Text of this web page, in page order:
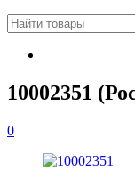
10002351
0